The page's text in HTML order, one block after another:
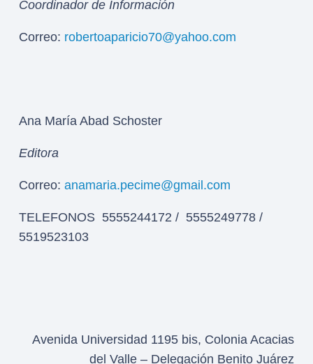
Coordinador de Información
Correo: robertoaparicio70@yahoo.com
Ana María Abad Schoster
Editora
Correo: anamaria.pecime@gmail.com
TELEFONOS 5555244172 / 5555249778 /
5519523103
Avenida Universidad 1195 bis, Colonia Acacias
del Valle – Delegación Benito Juárez